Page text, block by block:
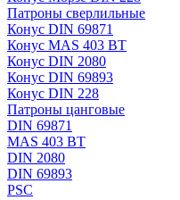
Патроны сверлильные
Конус DIN 69871
Конус MAS 403 BT
Конус DIN 2080
Конус DIN 69893
Конус DIN 228
Патроны цанговые
DIN 69871
MAS 403 BT
DIN 2080
DIN 69893
PSC